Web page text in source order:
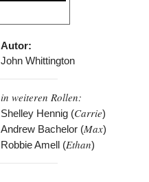
Autor:
John Whittington
in weiteren Rollen:
Shelley Hennig (Carrie)
Andrew Bachelor (Max)
Robbie Amell (Ethan)